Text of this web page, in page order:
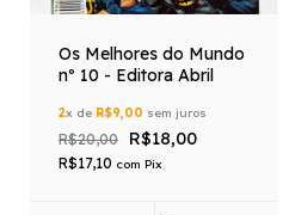
Os Melhores do Mundo
nº 10 - Editora Abril
2x de R$9,00 sem juros
R$20,00 R$18,00
R$17,10 com Pix